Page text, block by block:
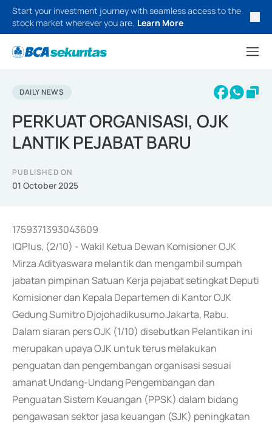
Start your investment journey with seamless access to the
stock market wherever you are. Learn More
DAILY NEWS
PERKUAT ORGANISASI, OJK
LANTIK PEJABAT BARU
PUBLISHED ON
01 October 2025
1759371393043609
IQPlus, (2/10) - Wakil Ketua Dewan Komisioner OJK
Mirza Adityaswara melantik dan mengambil sumpah
jabatan pimpinan Satuan Kerja pejabat setingkat Deputi
Komisioner dan Kepala Departemen di Kantor OJK
Gedung Sumitro Djojohadikusumo Jakarta, Rabu.
Dalam siaran pers OJK (1/10) disebutkan Pelantikan ini
merupakan upaya OJK untuk terus melakukan
penguatan dan pengembangan organisasi sesuai
amanat Undang-Undang Pengembangan dan
Penguatan Sistem Keuangan (PPSK) dalam bidang
pengawasan sektor jasa keuangan (SJK) peningkatan